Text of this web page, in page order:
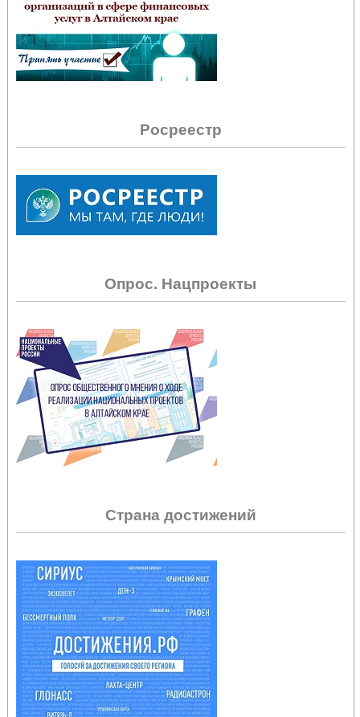
Росреестр
Опрос. Нацпроекты
Страна достижений